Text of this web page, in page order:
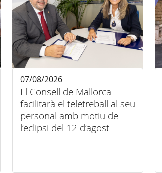
El Consell de Mallorca
facilitarà el teletreball al seu
personal amb motiu de
l’eclipsi del 12 d’agost
07/08/2026